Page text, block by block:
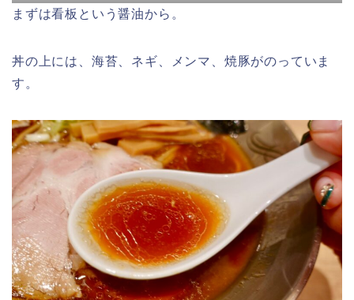
まずは看板という醤油から。
丼の上には、海苔、ネギ、メンマ、焼豚がのっていま
す。